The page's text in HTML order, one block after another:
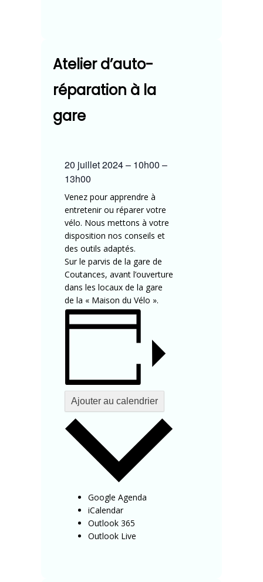
Atelier d’auto-
réparation à la
gare
20 juillet 2024– 10h00 –
13h00
Venez pour apprendre à
entretenir ou réparer votre
vélo. Nous mettons à votre
disposition nos conseils et
des outils adaptés.
Sur le parvis de la gare de
Coutances, avant l’ouverture
dans les locaux de la gare
de la « Maison du Vélo ».
Ajouter au calendrier
Google Agenda
iCalendar
Outlook 365
Outlook Live